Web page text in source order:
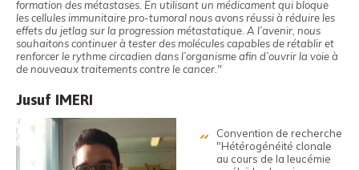
formation des métastases. En utilisant un médicament qui bloque
les cellules immunitaire pro-tumoral nous avons réussi à réduire les
effets du jetlag sur la progression métastatique. A l’avenir, nous
souhaitons continuer à tester des molécules capables de rétablir et
renforcer le rythme circadien dans l’organisme afin d’ouvrir la voie à
de nouveaux traitements contre le cancer."
Jusuf IMERI
Convention de recherche
"Hétérogénéité clonale
au cours de la leucémie